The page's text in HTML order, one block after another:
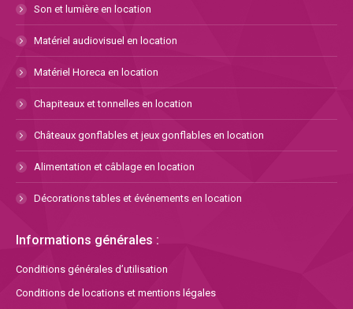
Son et lumière en location
Matériel audiovisuel en location
Matériel Horeca en location
Chapiteaux et tonnelles en location
Châteaux gonflables et jeux gonflables en location
Alimentation et câblage en location
Décorations tables et événements en location
Informations générales :
Conditions générales d’utilisation
Conditions de locations et mentions légales